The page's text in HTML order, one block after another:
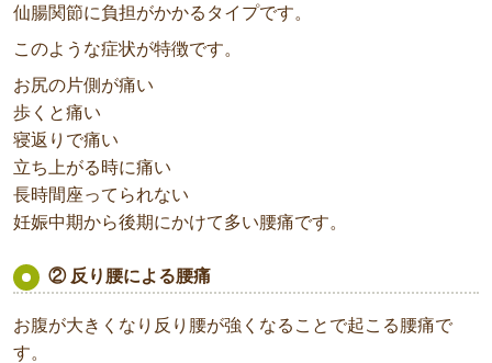
仙腸関節に負担がかかるタイプです。
このような症状が特徴です。
お尻の片側が痛い
歩くと痛い
寝返りで痛い
立ち上がる時に痛い
長時間座ってられない
妊娠中期から後期にかけて多い腰痛です。
② 反り腰による腰痛
お腹が大きくなり反り腰が強くなることで起こる腰痛で
す。